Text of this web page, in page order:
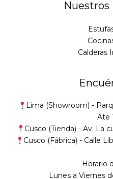
Nuestros
Calderas
Lima (Showroom) -
Ate
Cusco (Tienda) -Av. La
Cusco (Fábrica) - Calle
Horario
Lunes a Viernes